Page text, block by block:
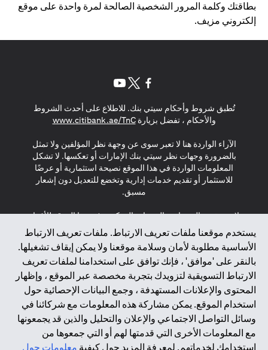
بطاقتك وكلمة المرور الشخصية الصالحة لمرة واحدة على موقع
إلكتروني مزيف.
يستخدم موقعنا ملفات تعريف الارتباط. ملفات تعريف الارتباط
الأساسية مطلوبة لأمان وسلامة موقعنا ولا يمكن إيقاف تشغيلها.
بالنقر على 'موافق' ، فإنك توافق على استخدامنا لملفات تعريف
الارتباط التسويقية لتزويدك بتجربة مخصصة عبر الموقع ، وإظهار
المحتوى والإعلانات المستهدفة ، وجمع البيانات الإحصائية حول
استخدام الموقع. يمكن مشاركة هذه المعلومات مع شركائنا في
وسائل التواصل الاجتماعي والإعلان والتحليل والذين قد يجمعونها
مع المعلومات الأخرى التي قدمتها لهم أو التي جمعوها من
استخدامك لخدماتهم. لمعرفة المزيد حول كيفية معلومات حول
تُطبق شروط وأحكام سيتي بنك. للاطلاع على أحدث الشروط
والأحكام ، تفضل بزيارةwww.citibank.ae/TnC
(opens in a new tab)
الآراء الواردة هنا لا تعبر سوى عن وجهة نظر المؤلفين ولا تمثل
بالضرورة وجهات نظر سيتي بنك الإمارات أو تعكسها. لا تشكل
المعلومات الواردة في هذا الموقع نصيحة استثمارية أو عرضًا
للاستثمار أو تقديم خدمات إدارية وتخضع للتعديل دون إشعار
مسبق.
لا يتم تقديم المنتجات والخدمات المذكورة في هذا الموقع للأفراد
المقيمين في الاتحاد الأوروبي أو المنطقة الاقتصادية الأوروبية أو
سويسرا أو غيرنسي أو جيرسي أو موناكو أو سان مارينو أو
الفاتيكان أو جزيرة مان أو المملكة المتحدة أو خصوصية البيانات
(لائحة حماية البيانات العامة \ قانون حماية البيانات الشخصية
العامة \ قانون خصوصية نيوزيلندا). المحتوى الموجود في هذه
الصفحة ليس ولا ينبغي تفسيره على أنه عرض أو دعوة أو دعوة
لشراء أو بيع أي من المنتجات والخدمات المذكورة هنا لمثل هؤلاء
الأفراد.
*GDPR – اللائحة العامة لحماية البيانات؛ * LGPD – Lei Geral de
Proteção de Dados Pessoais ; *NZPA – قانون الخصوصية